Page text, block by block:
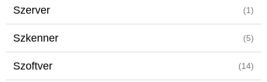
Szerver (1)
Szkenner (5)
Szoftver (14)